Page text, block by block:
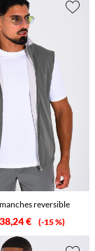
reversible
38,24 € -15 %